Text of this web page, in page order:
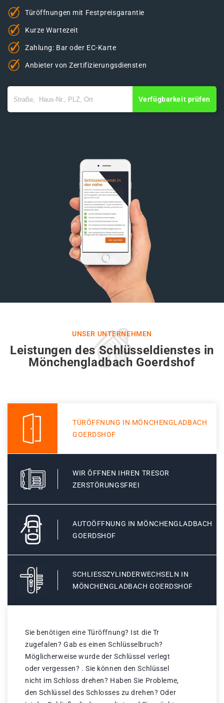
Türöffnungen mit Festpreisgarantie
Kurze Wartezeit
Zahlung: Bar oder EC-Karte
Anbieter von Zertifizierungsdiensten
Verfügbarkeit prüfen
UNSER UNTERNEHMEN
Leistungen des Schlüsseldienstes in
Mönchengladbach Goerdshof
TÜRÖFFNUNG IN MÖNCHENGLADBACH
GOERDSHOF
WIR ÖFFNEN IHREN TRESOR
ZERSTÖRUNGSFREI
AUTOÖFFNUNG IN MÖNCHENGLADBACH
GOERDSHOF
SCHLIESSZYLINDERWECHSELN IN M
ÖNCHENGLADBACH GOERDSHOF
Sie benötigen eine Türöffnung? Ist die Tr
zugefalen? Gab es einen Schlüsselbruch?
Möglicherweise wurde der Schlüssel verlegt
oder vergessen? . Sie können den Schlüssel
nicht im Schloss drehen? Haben Sie Probleme,
den Schlüssel des Schlosses zu drehen? Oder